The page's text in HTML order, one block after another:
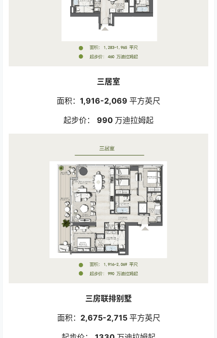
三居室
面积： 1,916-2,069 平方英尺
起步价： 990 万迪拉姆起
三房联排别墅
面积： 2,675-2,715 平方英尺